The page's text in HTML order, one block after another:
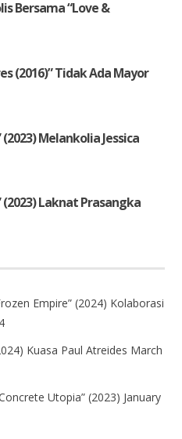
Empire” (2024) Kolaborasi
Kuasa Paul Atreides March
Utopia” (2023) January